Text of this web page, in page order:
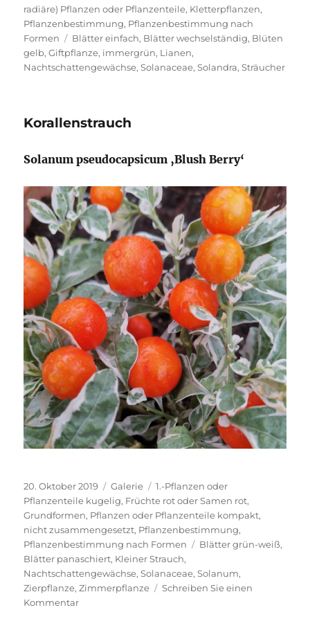
am
radiäre) Pflanzen oder Pflanzenteile, Kletterpflanzen,
Pflanzenbestimmung, Pflanzenbestimmung nach
Formen
Schlagwörter
Blätter einfach, Blätter wechselständig, Blüten
gelb,Giftpflanze, immergrün, Lianen,
Nachtschattengewächse,Solanaceae,Solandra,Sträucher
Korallenstrauch
Solanum pseudocapsicum ‚Blush Berry‘
Veröffentlicht
am
20. Oktober 2019 Format
Galerie Kategorien
1.-Pflanzen oder
Pflanzenteile kugelig, Früchte rot oder Samen rot,
Grundformen, Pflanzen oder Pflanzenteile kompakt,
nicht zusammengesetzt, Pflanzenbestimmung,
Pflanzenbestimmung nach Formen
Schlagwörter
Blätter grün-weiß,
Blätter panaschiert, Kleiner Strauch,
Nachtschattengewächse,Solanaceae,Solanum,
Zierpflanze,Zimmerpflanze
Schreiben Sie einen
Kommentarzu